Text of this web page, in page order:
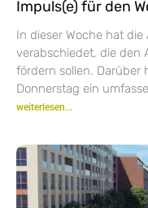
Impuls(e) für den
In dieser Woche hat
verabschiedet, die den
fördern sollen. Darüber
Donnerstag ein
weiterlesen...